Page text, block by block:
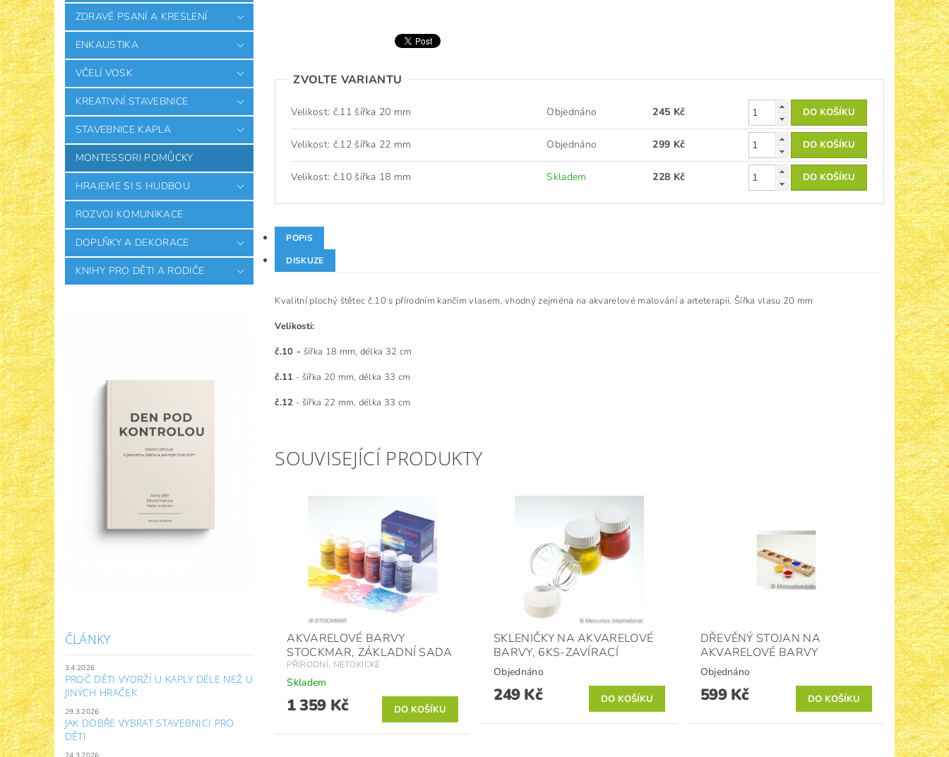
ZDRAVÉ PSANÍ A KRESLENÍ
ENKAUSTIKA
VČELÍ VOSK
KREATIVNÍ STAVEBNICE
STAVEBNICE KAPLA
MONTESSORI POMŮCKY
HRAJEME SI S HUDBOU
ROZVOJ KOMUNIKACE
DOPLŇKY A DEKORACE
KNIHY PRO DĚTI A RODIČE
ČLÁNKY
3.4.2026
PROČ DĚTI VYDRŽÍ U KAPLY DÉLE NEŽ U
JINÝCH HRAČEK
29.3.2026
JAK DOBŘE VYBRAT STAVEBNICI PRO
DĚTI
ZVOLTE VARIANTU
Velikost: č.11 šířka 20 mm Objednáno 245 Kč
Velikost: č.12 šířka 22 mm Objednáno 299 Kč
Velikost: č.10 šířka 18 mm Skladem 228 Kč
POPIS
DISKUZE
Kvalitní plochý štětec č.10 s přírodním kančím vlasem, vhodný zejména na akvarelové malování a arteterapii. Šířka vlasu 20 mm
Velikosti:
č.10 - šířka 18 mm, délka 32 cm
č.11 - šířka 20 mm, délka 33 cm
č.12 - šířka 22 mm, délka 33 cm
SOUVISEJÍCÍ PRODUKTY
AKVARELOVÉ BARVY
STOCKMAR, ZÁKLADNÍ SADA
PŘÍRODNÍ, NETOXICKÉ
Skladem
1 359 Kč
SKLENIČKY NA AKVARELOVÉ
BARVY, 6KS-ZAVÍRACÍ
Objednáno
249 Kč
DŘEVĚNÝ STOJAN NA
AKVARELOVÉ BARVY
Objednáno
599 Kč